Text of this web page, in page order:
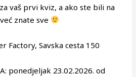
vaš prvi kviz, a ako ste bili na
znate sve
Factory, Savska cesta 150
ponedjeljak 23.02.2026. od